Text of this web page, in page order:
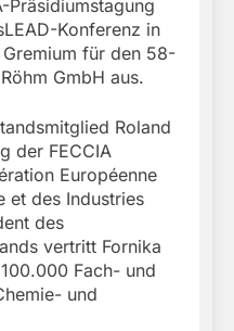
Präsidiumstagung
Konferenz in
für den 58-
GmbH aus.
Roland
der FECCIA
Européenne
et des Industries
des
vertritt Fornika
Fach- und
und